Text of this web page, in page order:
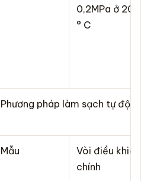
0,2MPa ở 20
° C
Phương pháp làm sạch tự động
Mẫu
Vòi điều khiển
chính